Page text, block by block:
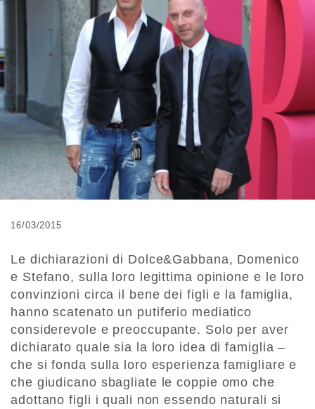
16/03/2015
Le dichiarazioni di Dolce&Gabbana, Domenico
e Stefano, sulla loro legittima opinione e le loro
convinzioni circa il bene dei figli e la famiglia,
hanno scatenato un putiferio mediatico
considerevole e preoccupante. Solo per aver
dichiarato quale sia la loro idea di famiglia –
che si fonda sulla loro esperienza famigliare e
che giudicano sbagliate le coppie omo che
adottano figli i quali non essendo naturali si